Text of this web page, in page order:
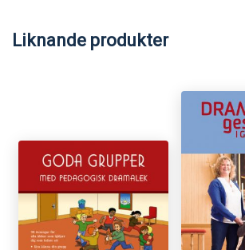
Liknande produkter